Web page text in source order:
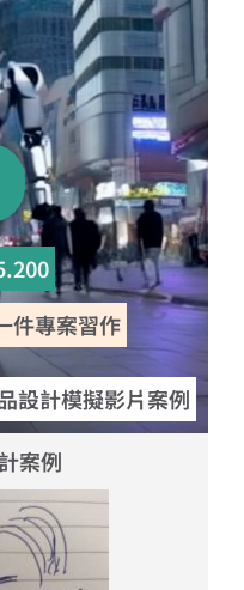
件專案習作
設計模擬影片案例
案例